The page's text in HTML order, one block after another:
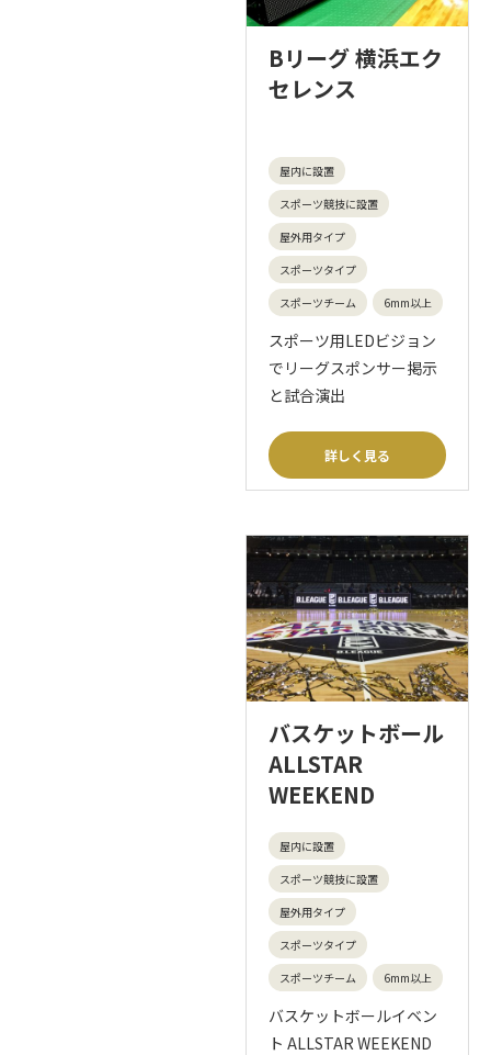
Bリーグ 横浜エク
セレンス
屋内に設置
スポーツ競技に設置
屋外用タイプ
スポーツタイプ
スポーツチーム
6mm以上
スポーツ用LEDビジョン
でリーグスポンサー掲示
と試合演出
詳しく見る
バスケットボール
ALLSTAR
WEEKEND
屋内に設置
スポーツ競技に設置
屋外用タイプ
スポーツタイプ
スポーツチーム
6mm以上
バスケットボールイベン
ト ALLSTAR WEEKEND